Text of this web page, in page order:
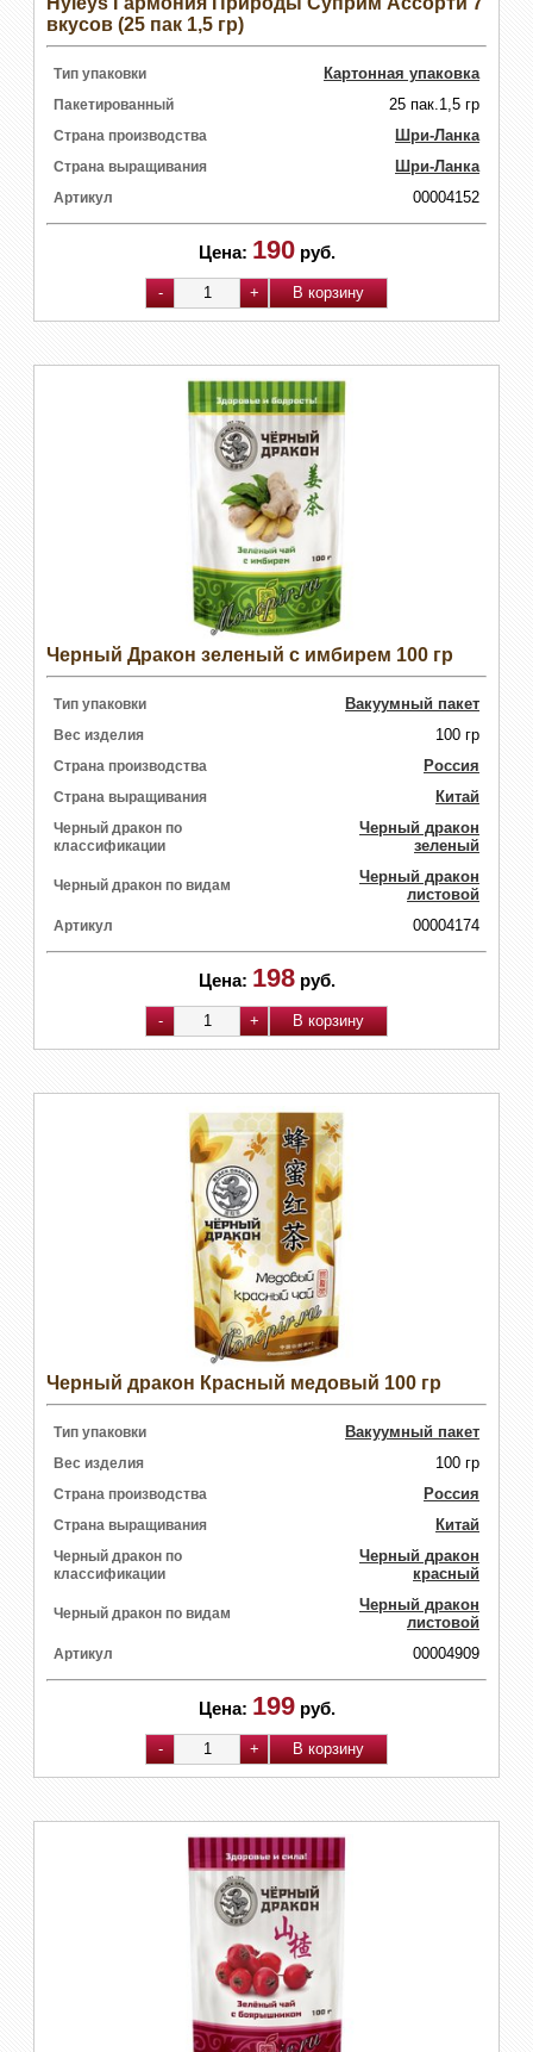
вкусов (25 пак 1,5 гр)
Тип упаковки Картонная упаковка
Пакетированный 25 пак.1,5 гр
Страна производства Шри-Ланка
Страна выращивания Шри-Ланка
Артикул 00004152
Цена: 190 руб.
Черный Дракон зеленый с имбирем 100 гр
Тип упаковки Вакуумный пакет
Вес изделия 100 гр
Страна производства Россия
Страна выращивания Китай
Черный дракон по
классификации
Черный дракон
зеленый
Черный дракон по видам
Черный дракон
листовой
Артикул 00004174
Цена: 198 руб.
Черный дракон Красный медовый 100 гр
Тип упаковки Вакуумный пакет
Вес изделия 100 гр
Страна производства Россия
Страна выращивания Китай
Черный дракон по
классификации
Черный дракон
красный
Черный дракон по видам
Черный дракон
листовой
Артикул 00004909
Цена: 199 руб.